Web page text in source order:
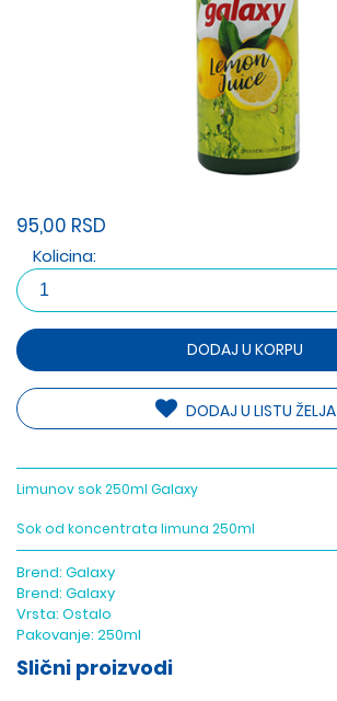
95,00 RSD
Kolicina:
DODAJ U KORPU
DODAJ U LISTU ŽELJA
Limunov sok 250ml Galaxy
Sok od koncentrata limuna 250ml
Brend:Galaxy
Brend:Galaxy
Vrsta:Ostalo
Pakovanje:250ml
Slični proizvodi